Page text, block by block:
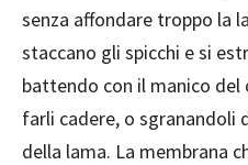
senza affondare troppo la
staccano gli spicchi e si
battendo con il manico del
farli cadere, o sgranandoli
della lama. La membrana